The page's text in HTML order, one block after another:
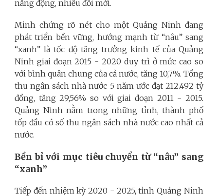
năng động, nhiều đổi mới.
Minh chứng rõ nét cho một Quảng Ninh đang
phát triển bền vững, hướng mạnh từ “nâu” sang
“xanh” là tốc độ tăng trưởng kinh tế của Quảng
Ninh giai đoạn 2015 - 2020 duy trì ở mức cao so
với bình quân chung của cả nước, tăng 10,7%. Tổng
thu ngân sách nhà nước 5 năm ước đạt 212.492 tỷ
đồng, tăng 29,56% so với giai đoạn 2011 - 2015.
Quảng Ninh nằm trong những tỉnh, thành phố
tốp đầu có số thu ngân sách nhà nước cao nhất cả
nước.
Bền bỉ với mục tiêu chuyển từ “nâu” sang
“xanh”
Tiếp đến nhiệm kỳ 2020 - 2025, tỉnh Quảng Ninh